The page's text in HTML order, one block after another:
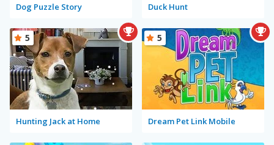
Dog Puzzle Story Duck Hunt
Hunting Jack at Home
5
Dream Pet Link Mobile
5